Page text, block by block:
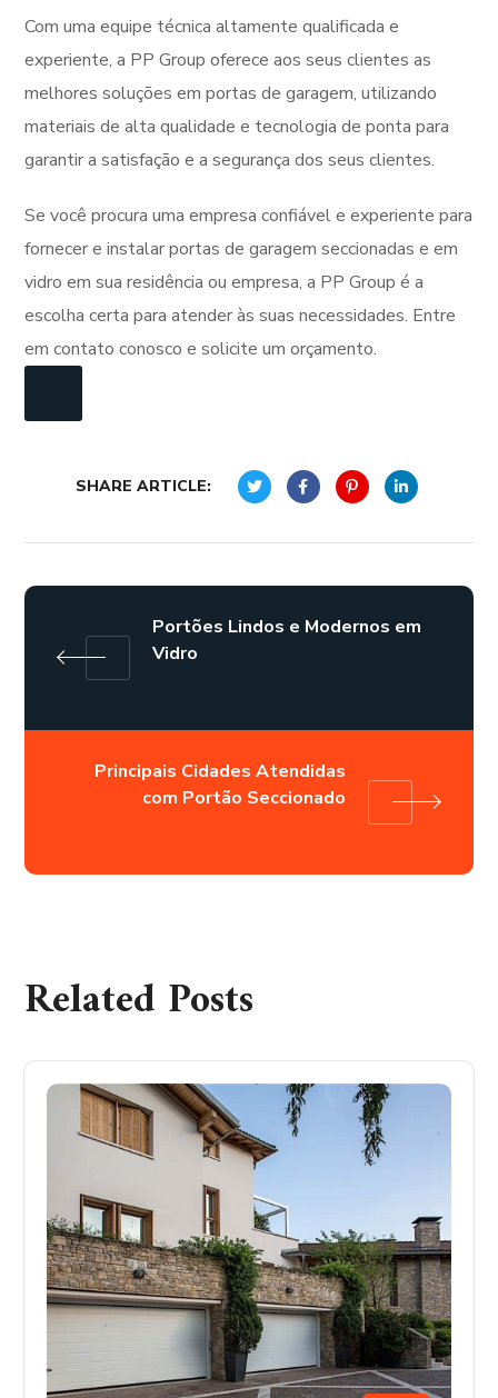
Com uma equipe técnica altamente qualificada e
experiente, a PP Group oferece aos seus clientes as
melhores soluções em portas de garagem, utilizando
materiais de alta qualidade e tecnologia de ponta para
garantir a satisfação e a segurança dos seus clientes.
Se você procura uma empresa confiável e experiente para
fornecer e instalar portas de garagem seccionadas e em
vidro em sua residência ou empresa, a PP Group é a
escolha certa para atender às suas necessidades. Entre
em contato conosco e solicite um orçamento.
SHARE ARTICLE:
Portões Lindos e Modernos em
Vidro
Principais Cidades Atendidas
com Portão Seccionado
Related Posts